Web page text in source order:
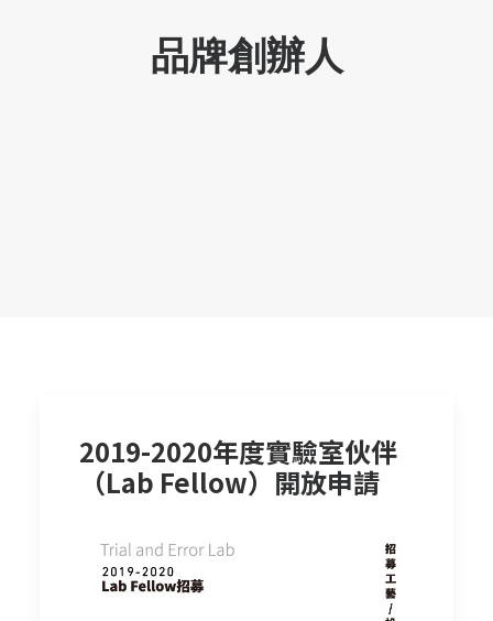
品牌創辦人
2019-2020年度實驗室伙伴
（Lab Fellow）開放申請